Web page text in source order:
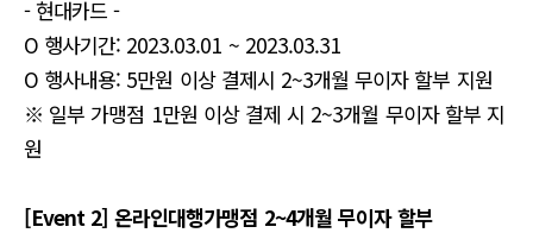
- 현대카드 -
O 행사기간: 2023.03.01 ~ 2023.03.31
O 행사내용: 5만원 이상 결제시 2~3개월 무이자 할부 지원
※ 일부 가맹점 1만원 이상 결제 시 2~3개월 무이자 할부 지
원
[Event 2] 온라인대행가맹점 2~4개월 무이자 할부